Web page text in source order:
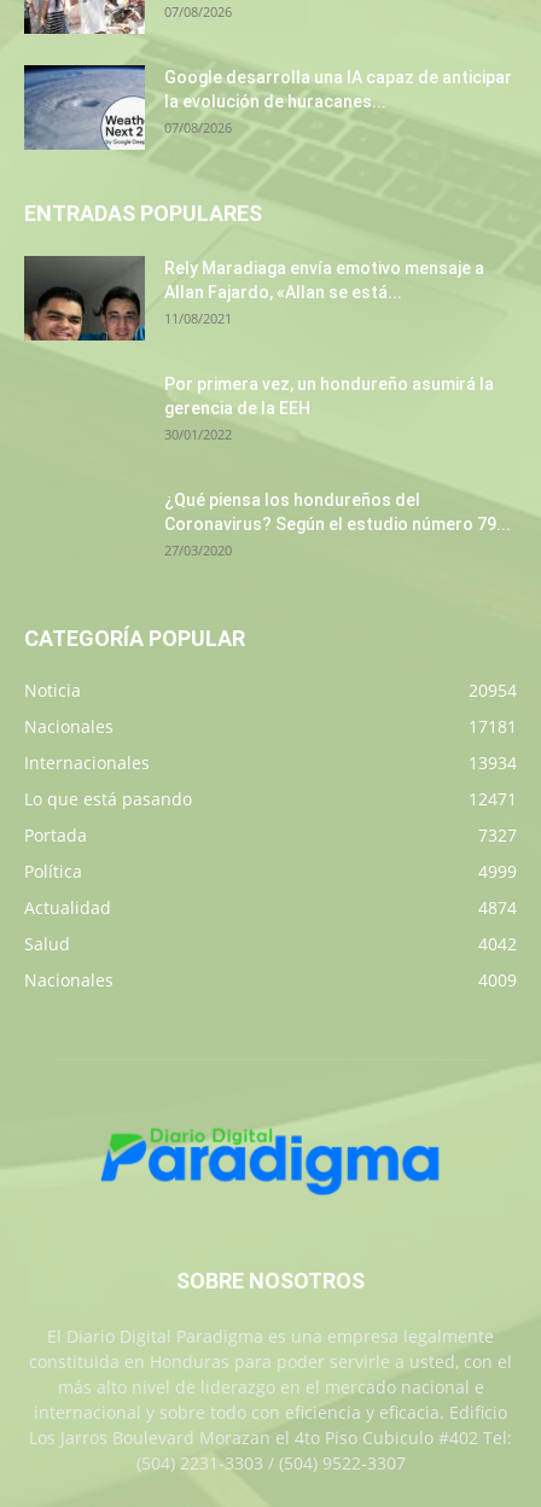
07/08/2026
Google desarrolla una IA capaz de anticipar
la evolución de huracanes...
07/08/2026
ENTRADAS POPULARES
Rely Maradiaga envía emotivo mensaje a
Allan Fajardo, «Allan se está...
11/08/2021
Por primera vez, un hondureño asumirá la
gerencia de la EEH
30/01/2022
¿Qué piensa los hondureños del
Coronavirus? Según el estudio número 79...
27/03/2020
CATEGORÍA POPULAR
Noticia
20954
Nacionales
17181
Internacionales
13934
Lo que está pasando
12471
Portada
7327
Política
4999
Actualidad
4874
Salud
4042
Nacionales
4009
SOBRE NOSOTROS
El Diario Digital Paradigma es una empresa legalmente
constituida en Honduras para poder servirle a usted, con el
más alto nivel de liderazgo en el mercado nacional e
internacional y sobre todo con eficiencia y eficacia. Edificio
Los Jarros Boulevard Morazan el 4to Piso Cubiculo #402 Tel:
(504) 2231-3303 / (504) 9522-3307